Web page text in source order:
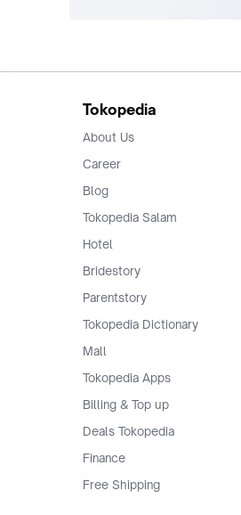
Tokopedia
About Us
Career
Blog
Tokopedia Salam
Hotel
Bridestory
Parentstory
Tokopedia Dictionary
Mall
Tokopedia Apps
Billing & Top up
Deals Tokopedia
Finance
Free Shipping